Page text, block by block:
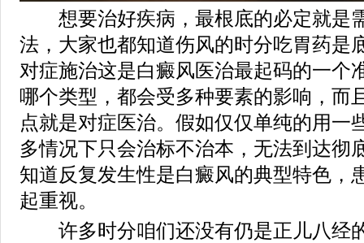
想要治好疾病，最根底的必定就是
法，大家也都知道伤风的时分吃胃药是
对症施治这是白癜风医治最起码的一个
哪个类型，都会受多种要素的影响，而
点就是对症医治。假如仅仅单纯的用一
多情况下只会治标不治本，无法到达彻
知道反复发生性是白癜风的典型特色，
起重视。
许多时分咱们还没有仍是正儿八经